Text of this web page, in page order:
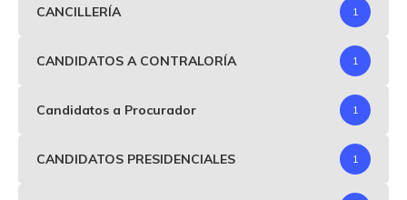
CANCILLERÍA 1
CANDIDATOS A CONTRALORÍA 1
Candidatos a Procurador 1
CANDIDATOS PRESIDENCIALES 1